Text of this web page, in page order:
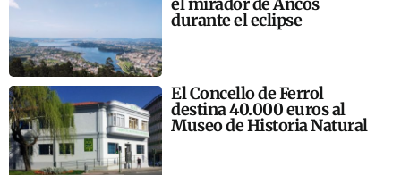
el mirador de Ancos
durante el eclipse
El Concello de Ferrol
destina 40.000 euros al
Museo de Historia Natural